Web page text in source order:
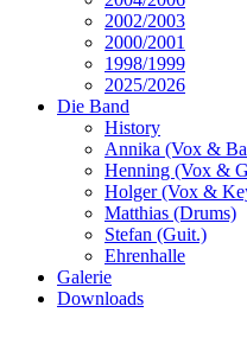
2002/2003
2000/2001
1998/1999
2025/2026
Die Band
History
Annika (Vox &
Henning (Vox &
Holger (Vox &
Matthias (Drums)
Stefan (Guit.)
Ehrenhalle
Galerie
Downloads